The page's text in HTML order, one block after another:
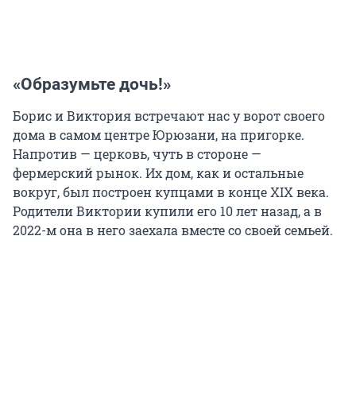
«Образумьте дочь!»
Борис и Виктория встречают нас у ворот своего
дома в самом центре Юрюзани, на пригорке.
Напротив — церковь, чуть в стороне —
фермерский рынок. Их дом, как и остальные
вокруг, был построен купцами в конце XIX века.
Родители Виктории купили его 10 лет назад, а в
2022-м она в него заехала вместе со своей семьей.